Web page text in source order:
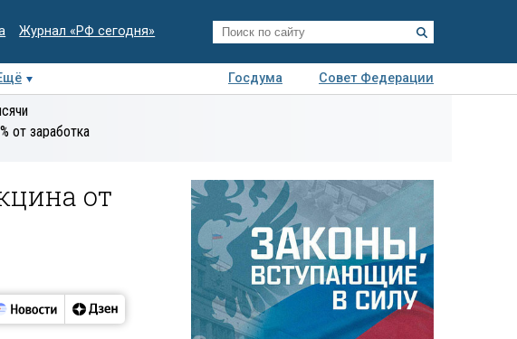
Журнал «РФ сегодня»
Госдума
Совет Федерации
экспертиза
от заработка
от